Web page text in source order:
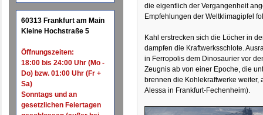
60313 Frankfurt am Main
Kleine Hochstraße 5
Öffnungszeiten:
18:00 bis 24:00 Uhr (Mo -
Do) bzw. 01:00 Uhr (Fr +
Sa)
Sonntags und an
gesetzlichen Feiertagen
die eigentlich der Vergangenheit
Empfehlungen der Weltklimagipfel
Kahl erstrecken sich die Löcher in
dampfen die Kraftwerksschlote.
in Ferropolis dem Dinosaurier vor
Zeugnis ab von einer Epoche, die
brennen die Kohlekraftwerke weiter,
Alessa in Frankfurt-Fechenheim).